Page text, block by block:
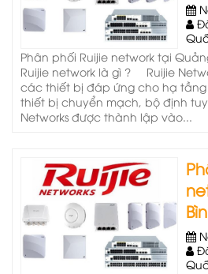
Phân phối Ruijie network tại
Ruijie network là gì ? Ruijie
các thiết bị đáp ứng cho hạ
thiết bị chuyển mạch, bộ định
Networks được thành lập vào...